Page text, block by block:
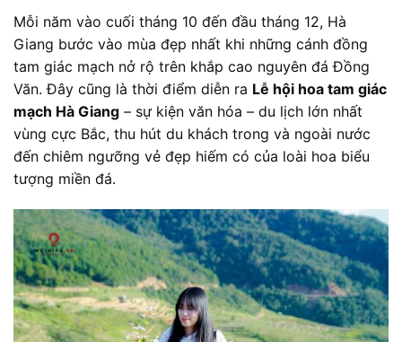
Mỗi năm vào cuối tháng 10 đến đầu tháng 12, Hà
Giang bước vào mùa đẹp nhất khi những cánh đồng
tam giác mạch nở rộ trên khắp cao nguyên đá Đồng
Văn. Đây cũng là thời điểm diễn ra Lễ hội hoa tam giác
mạch Hà Giang – sự kiện văn hóa – du lịch lớn nhất
vùng cực Bắc, thu hút du khách trong và ngoài nước
đến chiêm ngưỡng vẻ đẹp hiếm có của loài hoa biểu
tượng miền đá.